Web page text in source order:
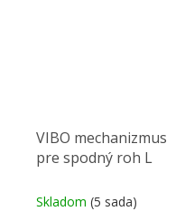
VIBO mechanizmus
pre spodný roh L
Skladom (5 sada)